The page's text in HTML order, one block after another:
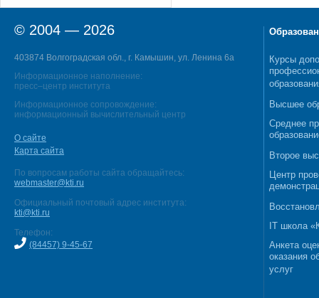
© 2004 — 2026
403874 Волгоградская обл., г. Камышин, ул. Ленина 6а
Информационное наполнение:
пресс–центр института
Информационное сопровождение:
информационный вычислительный центр
О сайте
Карта сайта
По вопросам работы сайта обращайтесь:
webmaster@kti.ru
Официальный почтовый адрес института:
kti@kti.ru
Телефон:
(84457) 9-45-67
Курсы
Высшее
Среднее
Второе
Центр
IT школа
Анкета
оказания
услуг